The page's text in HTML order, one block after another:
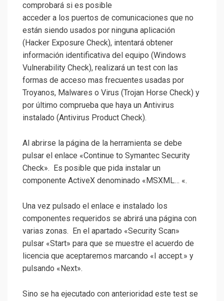
comprobará si es posible
acceder a los puertos de comunicaciones que no
están siendo usados por ninguna aplicación
(Hacker Exposure Check), intentará obtener
información identificativa del equipo (Windows
Vulnerability Check), realizará un test con las
formas de acceso mas frecuentes usadas por
Troyanos, Malwares o Virus (Trojan Horse Check) y
por último comprueba que haya un Antivirus
instalado (Antivirus Product Check).
Al abrirse la página de la herramienta se debe
pulsar el enlace «Continue to Symantec Security
Check». Es posible que pida instalar un
componente ActiveX denominado «MSXML… «.
Una vez pulsado el enlace e instalado los
componentes requeridos se abrirá una página con
varias zonas. En el apartado «Security Scan»
pulsar «Start» para que se muestre el acuerdo de
licencia que aceptaremos marcando «I accept.» y
pulsando «Next».
Sino se ha ejecutado con anterioridad este test se